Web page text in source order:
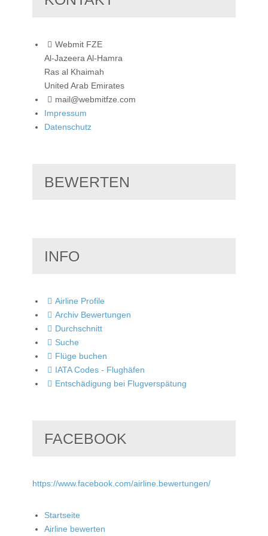
Webmit FZE
Al-Jazeera Al-Hamra
Ras al Khaimah
United Arab Emirates
mail@webmitfze.com
Impressum
Datenschutz
BEWERTEN
INFO
Airline Profile
Archiv Bewertungen
Durchschnitt
Suche
Flüge buchen
IATA Codes - Flughäfen
Entschädigung bei Flugverspätung
FACEBOOK
https://www.facebook.com/airline.bewertungen/
Startseite
Airline bewerten